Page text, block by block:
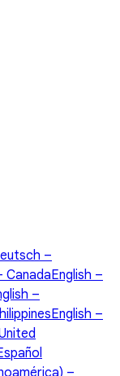
–
CanadaEnglish –
–
English –